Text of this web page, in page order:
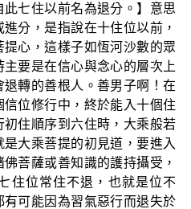
七住以前名為退分。】意思
分，是指說在十住位以前，
心，這樣子如恆河沙數的眾
要是在信心與念心的層次上
轉的善根人。善男子啊！在
位修行中，終於能入十個住
住順序到六住時，大乘般若
大乘菩提的初見道，要進入
菩薩或善知識的護持攝受，
住位常住不退，也就是位不
可能因為習氣惡行而退失於